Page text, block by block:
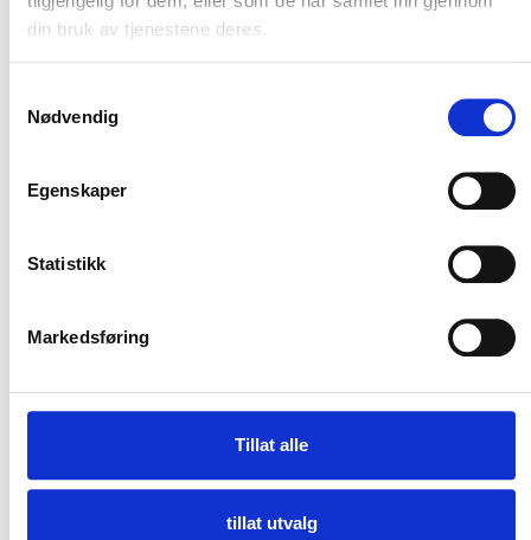
din bruk av tjenestene deres.
Nødvendig
Egenskaper
Statistikk
Markedsføring
Tillat alle
tillat utvalg